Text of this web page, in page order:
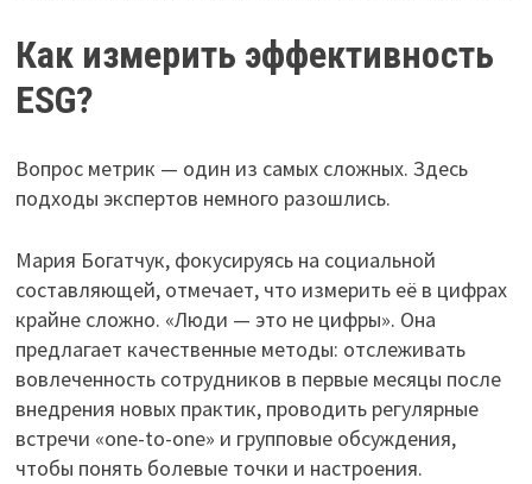
Как измерить эффективность
ESG?
Вопрос метрик — один из самых сложных. Здесь
подходы экспертов немного разошлись.
Мария Богатчук, фокусируясь на социальной
составляющей, отмечает, что измерить её в цифрах
крайне сложно. «Люди — это не цифры». Она
предлагает качественные методы: отслеживать
вовлеченность сотрудников в первые месяцы после
внедрения новых практик, проводить регулярные
встречи «one-to-one» и групповые обсуждения,
чтобы понять болевые точки и настроения.